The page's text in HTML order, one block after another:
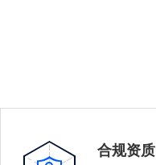
合规资质